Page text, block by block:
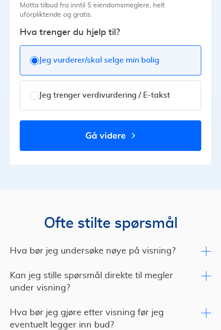
Motta tilbud fra inntil 5 eiendomsmeglere, helt
uforpliktende og gratis.
Hva trenger du hjelp til?
Jeg vurderer/skal selge min bolig
Jeg trenger verdivurdering / E-takst
gå videre
Ofte stilte spørsmål
Hva bør jeg undersøke nøye på visning?
Kan jeg stille spørsmål direkte til megler
under visning?
Hva bør jeg gjøre etter visning før jeg
eventuelt legger inn bud?